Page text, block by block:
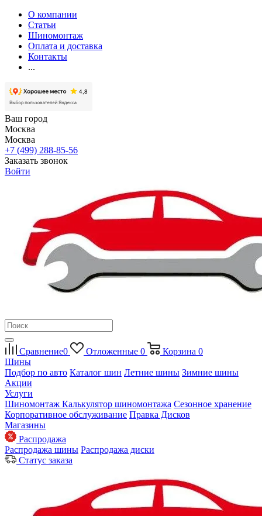
О компании
Статьи
Шиномонтаж
Оплата и доставка
Контакты
...
Ваш город
Москва
Москва
+7 (499) 288-85-56
Заказать звонок
Войти
Сравнение0 Отложенные 0 Корзина 0
Шины
Подбор по авто Каталог шин Летние шины Зимние шины
Акции
Услуги
Шиномонтаж Калькулятор шиномонтажа Сезонное хранение
Корпоративное обслуживание Правка Дисков
Магазины
Распродажа
Распродажа шины Распродажа диски
Статус заказа